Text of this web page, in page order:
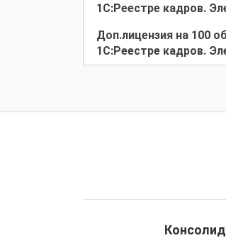
1С:Реестре кадров.
Доп.лицензия на 100
1С:Реестре кадров.